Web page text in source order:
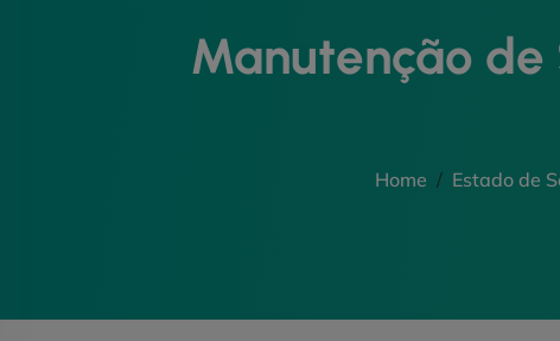
Manutenção de
Home Estado de